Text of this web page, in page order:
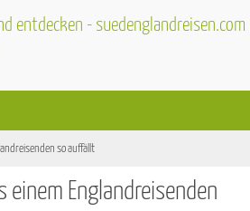
entdecken - suedenglandreisen.com
so auffällt
Englandreisenden